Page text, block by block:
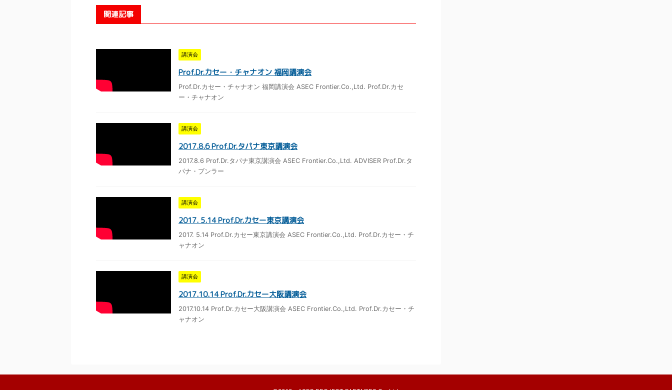
関連記事
講演会
Prof.Dr.カセー・チャナオン 福岡講演会
Prof.Dr.カセー・チャナオン 福岡講演会 ASEC Frontier.Co.,Ltd. Prof.Dr.カセ
ー・チャナオン
講演会
2017.8.6 Prof.Dr.タパナ東京講演会
2017.8.6 Prof.Dr.タパナ東京講演会 ASEC Frontier.Co.,Ltd. ADVISER Prof.Dr.タ
パナ・ブンラー
講演会
2017. 5.14 Prof.Dr.カセー東京講演会
2017. 5.14 Prof.Dr.カセー東京講演会 ASEC Frontier.Co.,Ltd. Prof.Dr.カセー・チ
ャナオン
講演会
2017.10.14 Prof.Dr.カセー大阪講演会
2017.10.14 Prof.Dr.カセー大阪講演会 ASEC Frontier.Co.,Ltd. Prof.Dr.カセー・チ
ャナオン